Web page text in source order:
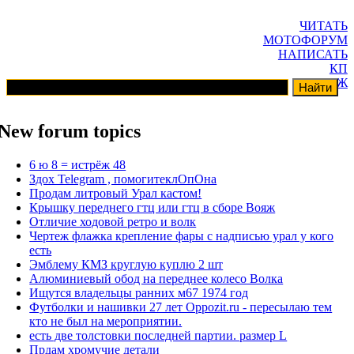
ЧИТАТЬ
МОТОФОРУМ
НАПИСАТЬ
КП
ГАРАЖ
forum topics
6 ю 8 = истрёж 48
Здох Telegram , помогитеклОпОна
Продам литровый Урал кастом!
Крышку переднего гтц или гтц в сборе Вояж
Отличие ходовой ретро и волк
Чертеж флажка крепление фары с надписью урал у кого
есть
Эмблему КМЗ круглую куплю 2 шт
Алюминиевый обод на переднее колесо Волка
Ищутся владельцы ранних м67 1974 год
Футболки и нашивки 27 лет Oppozit.ru - пересылаю тем
кто не был на мероприятии.
есть две толстовки последней партии. размер L
Прдам хромучие детали